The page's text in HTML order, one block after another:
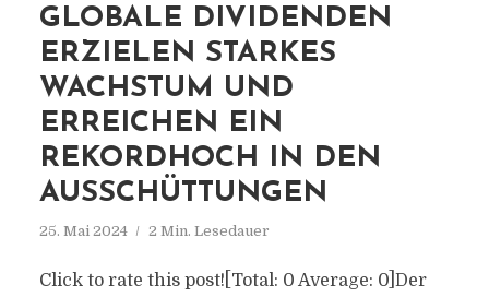
GLOBALE DIVIDENDEN
ERZIELEN STARKES
WACHSTUM UND
ERREICHEN EIN
REKORDHOCH IN DEN
AUSSCHÜTTUNGEN
25. Mai 2024 2 Min. Lesedauer
Click to rate this post![Total: 0 Average: 0]Der